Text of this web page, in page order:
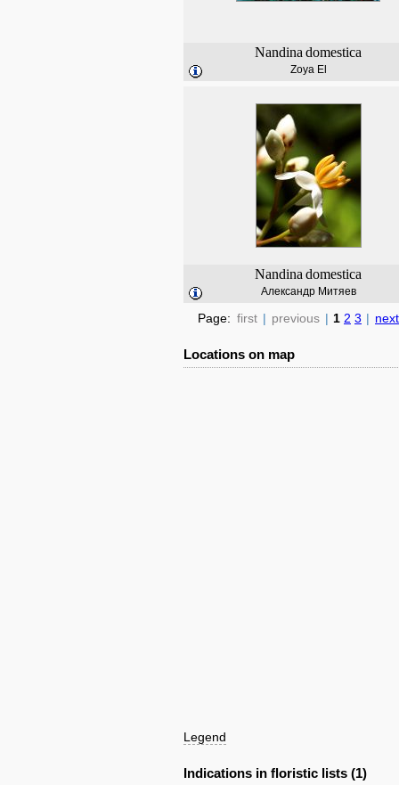
Nandina domestica
Zoya El
Nandina domestica
Александр Митяев
Page: first | previous | 1 2 3 | next
Locations on map
Legend
Indications in floristic lists (1)